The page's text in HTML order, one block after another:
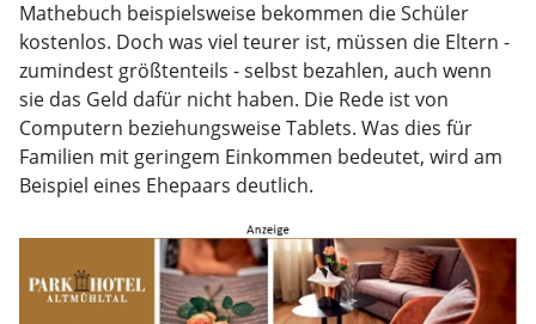
Mathebuch beispielsweise bekommen die Schüler
kostenlos. Doch was viel teurer ist, müssen die Eltern -
zumindest größtenteils - selbst bezahlen, auch wenn
sie das Geld dafür nicht haben. Die Rede ist von
Computern beziehungsweise Tablets. Was dies für
Familien mit geringem Einkommen bedeutet, wird am
Beispiel eines Ehepaars deutlich.